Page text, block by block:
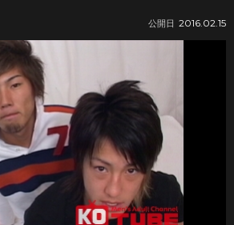
2016.02.15